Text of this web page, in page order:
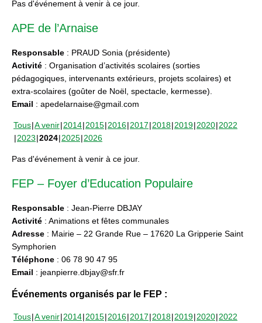
Pas d'événement à venir à ce jour.
APE de l’Arnaise
Responsable : PRAUD Sonia (présidente)
Activité : Organisation d’activités scolaires (sorties
pédagogiques, intervenants extérieurs, projets scolaires) et
extra-scolaires (goûter de Noël, spectacle, kermesse).
Email : apedelarnaise@gmail.com
Tous A venir 2014 2015 2016 2017 2018 2019 2020 2022
2023 2024 2025 2026
Pas d'événement à venir à ce jour.
FEP – Foyer d’Education Populaire
Responsable : Jean-Pierre DBJAY
Activité : Animations et fêtes communales
Adresse : Mairie – 22 Grande Rue – 17620 La Gripperie Saint
Symphorien
Téléphone : 06 78 90 47 95
Email : jeanpierre.dbjay@sfr.fr
Événements organisés par le FEP :
Tous A venir 2014 2015 2016 2017 2018 2019 2020 2022